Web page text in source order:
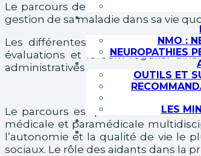
NMO :
NEUROPATHIES
OUTILS ET
LES
Le parcours de soins est
gestion de sa maladie dans sa vie
Les différentes étapes
évaluations et le suivi régulier
administratives.
Le parcours est personnalisé et
médicale et paramédicale
l’autonomie et la qualité de vie le
sociaux. Le rôle des aidants dans la